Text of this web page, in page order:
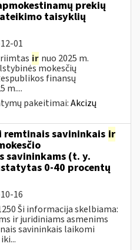
prekių
taisyklių
01
ir nuo 2025 m.
mokesčių
finansų
m....
pakeitimai:Akcizų
remtinais savininkais ir
savininkams (t. y.
0-40 procentų
16
Ši informacija skelbiama:
ir juridiniams asmenims
savininkais laikomi